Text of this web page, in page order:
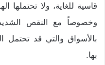
قاسية للغاية، ولا تحتملها
وخصوصاً مع النقص الشديد
بالأسواق والتي قد تحتمل
بها.